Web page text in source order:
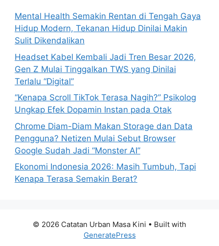
r
:
Mental Health Semakin Rentan di Tengah Gaya
Hidup Modern, Tekanan Hidup Dinilai Makin
Sulit Dikendalikan
Headset Kabel Kembali Jadi Tren Besar 2026,
Gen Z Mulai Tinggalkan TWS yang Dinilai
Terlalu “Digital”
“Kenapa Scroll TikTok Terasa Nagih?” Psikolog
Ungkap Efek Dopamin Instan pada Otak
Chrome Diam-Diam Makan Storage dan Data
Pengguna? Netizen Mulai Sebut Browser
Google Sudah Jadi “Monster AI”
Ekonomi Indonesia 2026: Masih Tumbuh, Tapi
Kenapa Terasa Semakin Berat?
© 2026 Catatan Urban Masa Kini • Built with
GeneratePress